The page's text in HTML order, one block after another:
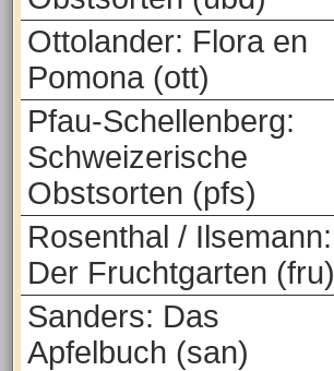
Ottolander: Flora en
Pomona (ott)
Pfau-Schellenberg:
Schweizerische
Obstsorten (pfs)
Rosenthal / Ilsemann:
Der Fruchtgarten (fru)
Sanders: Das
Apfelbuch (san)